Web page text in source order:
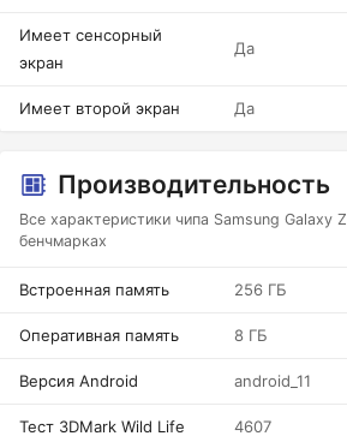
Имеет сенсорный
экран
Да
Имеет второй экран Да
Производительность
Все характеристики чипа Samsung Galaxy
бенчмарках
Встроенная память 256 ГБ
Оперативная память 8 ГБ
Версия Android android_11
Тест 3DMark Wild Life 4607